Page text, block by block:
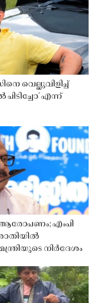
വെല്ലുവിളിച്ച്
എന്ന്
ആരോപണം; എംപി
നിർദേശം